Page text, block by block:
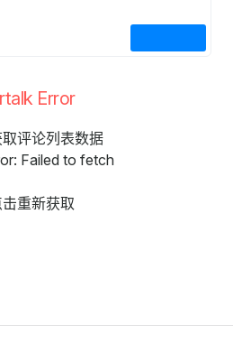
Error
评论列表数据
Failed to fetch
击重新获取